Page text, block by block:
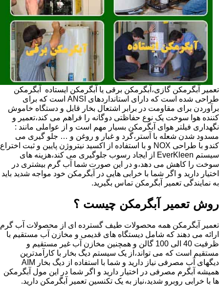
تعمیر آبگرمکن گازی،آبگرمکن برقی یا آبگرمکن ایستاده ​ آبگرمکن
طراحی شده است که دارای استانداردهای ANSI است که برای
برآوردن برای مقاومت در برابر اشتعال بخار قابل و دستگاه خاموش
کننده هوا سوخت یک نوع حفاظتی دوگانه را فراهم می کند،تعمیر و
نگهداری فیلتر هوای آبگرمکن بسیار مهم است و از عواملی مانند :
مسدود شدن شعله با آستر،گرد و غبار و روغن و … جلو گیری می
کندو با طراحی NOX و با استفاده از اکسید نیتروژن پایین و ثبت اختراع
سیستم EverKleen از ایجاد رسوب جلوگیری می کند،هزینه های
سوخت را کاهش می دهد،و در این صورت شما آب گرم بیشتری در
اختیار دارید و اگر شما با خرابی هایی در آبگرمکن خود مواجه شدید باید
به نمایندگی تعمیر آبگرمکن تماس بگیرید.
روش تعمیر آبگرمکن چیست ؟
تعمیر آبگرمکن همه محصولات طیف گسترده ای از محصولات آب گرم
ارائه می دهند که شامل دیستگاه های قدیمی و مخازن آب مستقیم با
ظرفیت 40 الی 100 گالن و همچنین مخازن آب غیر مستقیم و
مستقیم است که می تواند،از یک سیستم دیگ بخار با کارآمدترین
دیگهای آب مصرفی نیاز دارید و شما با استفاده از دیگ بخار AIM
همیشه آبگرم مصرفی در اختیار دارید و اگر شما در این مول آبگرمکن
ها با خرابی روبرو شدید،نیاز به یک تکنسین تعمیر آبگرمکن دارید.